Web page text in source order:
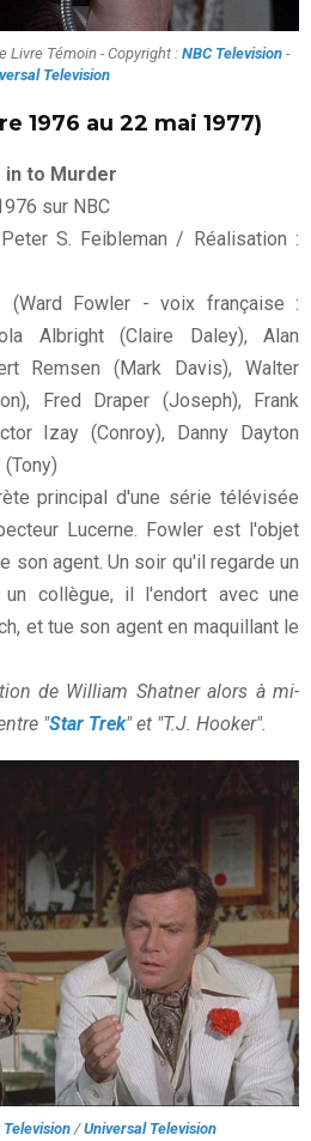
Livre Témoin - Copyright : NBC Television -
Television
1976 au 22 mai 1977)
in to Murder
sur NBC
S. Feibleman / Réalisation :
(Ward Fowler - voix française :
Albright (Claire Daley), Alan
Remsen (Mark Davis), Walter
Fred Draper (Joseph), Frank
Izay (Conroy), Danny Dayton
principal d'une série télévisée
Lucerne. Fowler est l'objet
son agent. Un soir qu'il regarde un
collègue, il l'endort avec une
et tue son agent en maquillant le
de William Shatner alors à mi-
"Star Trek" et "T.J. Hooker".
Television /Universal Television